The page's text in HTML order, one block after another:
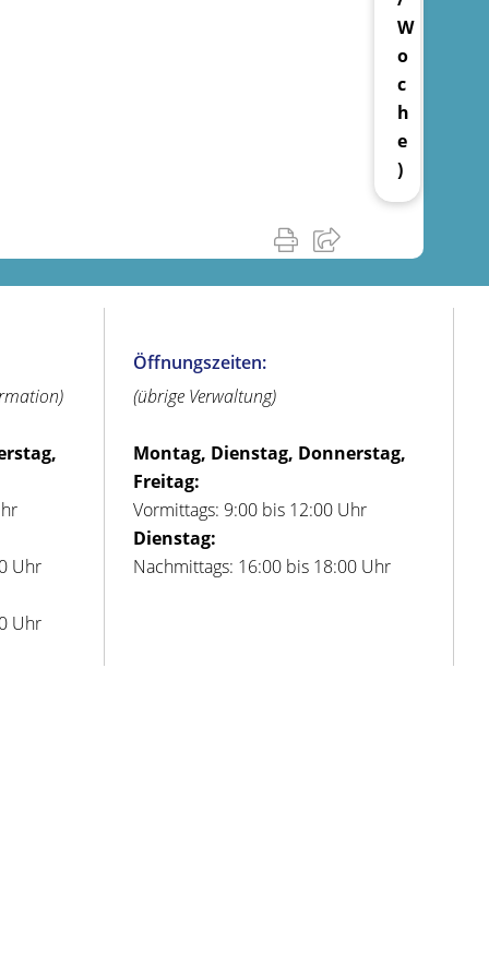
W
o
c
h
e
)
Uhr
Uhr
Öffnungszeiten:
(übrige Verwaltung)
Montag, Dienstag, Donnerstag,
Freitag:
Vormittags: 9:00 bis 12:00 Uhr
Dienstag:
Nachmittags: 16:00 bis 18:00 Uhr